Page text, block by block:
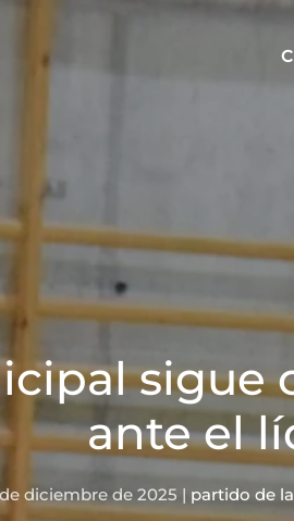
sigue
ante el
diciembre de 2025 | partido de